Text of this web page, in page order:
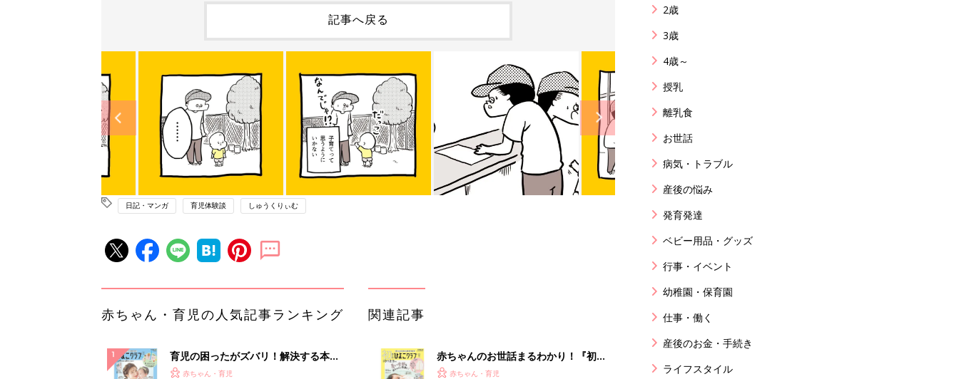
記事へ戻る
日記・マンガ 育児体験談 しゅうくりぃむ
赤ちゃん・育児の人気記事ランキング
育児の困ったがズバリ！解決する本
『ひよこクラブ 夏号』 4カ月～2才
赤ちゃん・育児
関連記事
赤ちゃんのお世話まるわかり！『初め
てのひよこクラブ 夏号』〈巻頭大特
赤ちゃん・育児
2歳
3歳
4歳～
授乳
離乳食
お世話
病気・トラブル
産後の悩み
発育発達
ベビー用品・グッズ
行事・イベント
幼稚園・保育園
仕事・働く
産後のお金・手続き
ライフスタイル